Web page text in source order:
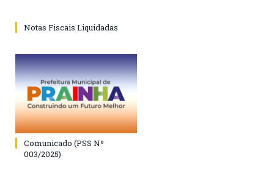
Notas Fiscais Liquidadas
Comunicado (PSS Nº
003/2025)